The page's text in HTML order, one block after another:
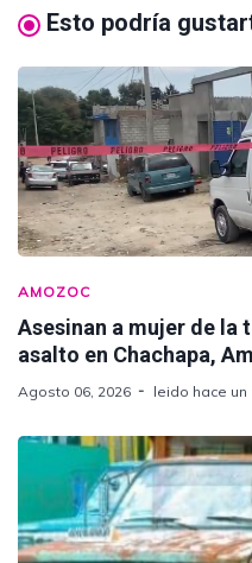
Esto podría
AMOZOC
Asesinan a mujer de la
asalto en Chachapa,
Agosto 06, 2026 leido hace un